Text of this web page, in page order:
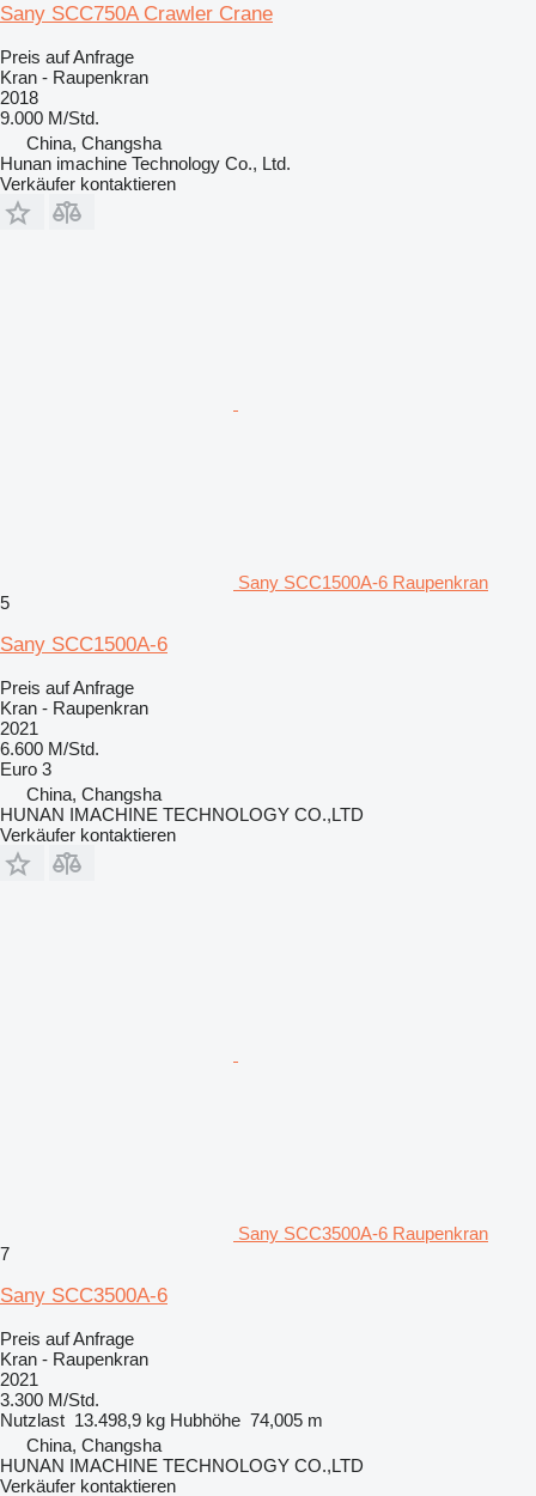
Sany SCC750A Crawler Crane
Preis auf Anfrage
Kran - Raupenkran
2018
9.000 M/Std.
China, Changsha
Hunan imachine Technology Co., Ltd.
Verkäufer kontaktieren
Sany SCC1500A-6 Raupenkran
5
Sany SCC1500A-6
Preis auf Anfrage
Kran - Raupenkran
2021
6.600 M/Std.
Euro 3
China, Changsha
HUNAN IMACHINE TECHNOLOGY CO.,LTD
Verkäufer kontaktieren
Sany SCC3500A-6 Raupenkran
7
Sany SCC3500A-6
Preis auf Anfrage
Kran - Raupenkran
2021
3.300 M/Std.
Nutzlast 13.498,9 kg Hubhöhe 74,005 m
China, Changsha
HUNAN IMACHINE TECHNOLOGY CO.,LTD
Verkäufer kontaktieren